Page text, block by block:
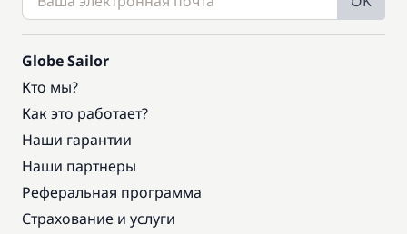
Globe Sailor
Кто мы?
Как это работает?
Наши гарантии
Наши партнеры
Реферальная программа
Страхование и услуги